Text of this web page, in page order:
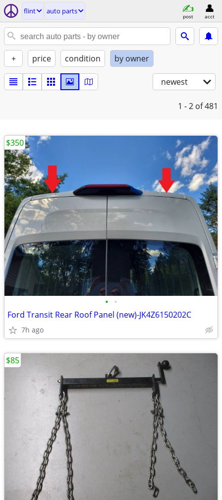
flint auto parts
post acct
+ price condition by owner
newest
1 - 2 of 481
• •
Ford Transit Rear Roof Panel (new)-JK4Z6150202C
7h ago
$350
$85